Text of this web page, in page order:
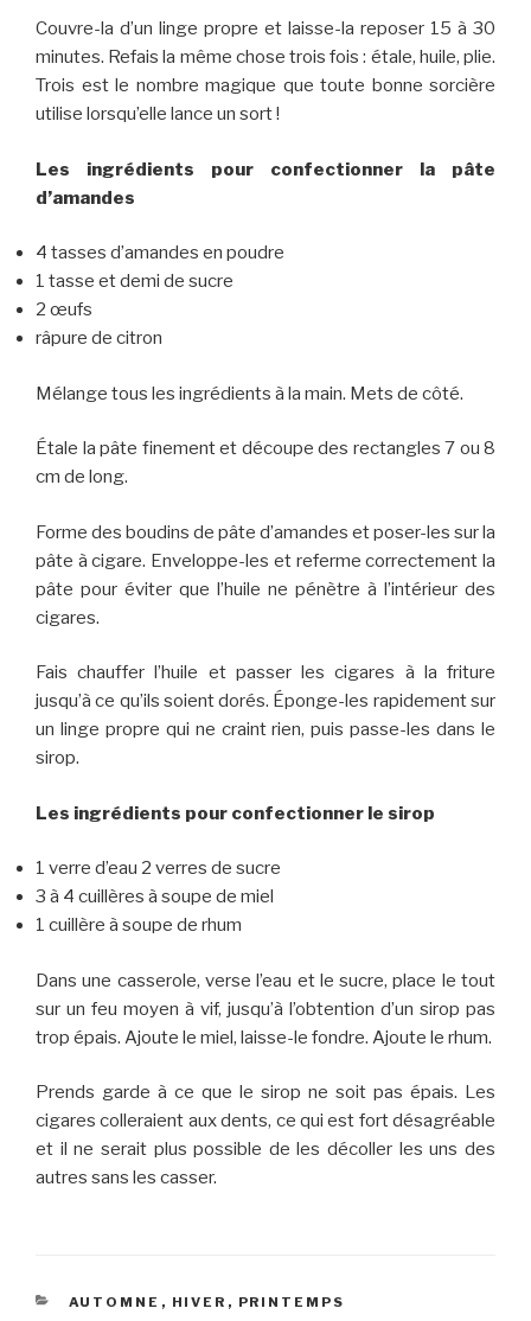
Couvre-la d’un linge propre et laisse-la reposer 15 à 30
minutes. Refais la même chose trois fois : étale, huile, plie.
Trois est le nombre magique que toute bonne sorcière
utilise lorsqu’elle lance un sort !
Les ingrédients pour confectionner la pâte
d’amandes
4 tasses d’amandes en poudre
1 tasse et demi de sucre
2 œufs
râpure de citron
Mélange tous les ingrédients à la main. Mets de côté.
Étale la pâte finement et découpe des rectangles 7 ou 8
cm de long.
Forme des boudins de pâte d’amandes et poser-les sur la
pâte à cigare. Enveloppe-les et referme correctement la
pâte pour éviter que l’huile ne pénètre à l’intérieur des
cigares.
Fais chauffer l’huile et passer les cigares à la friture
jusqu’à ce qu’ils soient dorés. Éponge-les rapidement sur
un linge propre qui ne craint rien, puis passe-les dans le
sirop.
Les ingrédients pour confectionner le sirop
1 verre d’eau 2 verres de sucre
3 à 4 cuillères à soupe de miel
1 cuillère à soupe de rhum
Dans une casserole, verse l’eau et le sucre, place le tout
sur un feu moyen à vif, jusqu’à l’obtention d’un sirop pas
trop épais. Ajoute le miel, laisse-le fondre. Ajoute le rhum.
Prends garde à ce que le sirop ne soit pas épais. Les
cigares colleraient aux dents, ce qui est fort désagréable
et il ne serait plus possible de les décoller les uns des
autres sans les casser.
CATÉGORIES
AUTOMNE , HIVER , PRINTEMPS